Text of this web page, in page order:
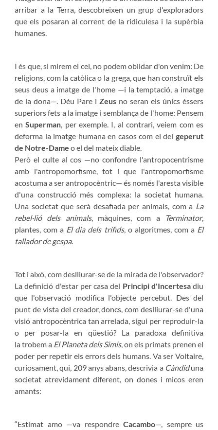
arribar a la Terra, descobreixen un grup d'exploradors
que els posaran al corrent de la ridiculesa i la supèrbia
humanes.
I és que, si mirem el cel, no podem oblidar d'on venim: De
religions, com la catòlica o la grega, que han construït els
seus deus a imatge de l'home —i la temptació, a imatge
de la dona—. Déu Pare i Zeus no seran els únics éssers
superiors fets a la imatge i semblança de l'home: Pensem
enSuperman , per exemple. I, al contrari, veiem com es
deforma la imatge humana en casos com el del geperut
de Notre-Dame o el del mateix diable.
Però el culte al cos —no confondre l'antropocentrisme
amb l'antropomorfisme, tot i que l'antropomorfisme
acostuma a ser antropocèntric— és només l'aresta visible
d'una construcció més complexa: la societat humana.
Una societat que serà desafiada per animals, com a La
rebel·lió dels animals, màquines, com a Terminator,
plantes, com a El dia dels trífids, o algoritmes, com a El
tallador de gespa.
Tot i això, com deslliurar-se de la mirada de l'observador?
La definició d'estar per casa del Principi d'Incertesa diu
que l'observació modifica l'objecte percebut. Des del
punt de vista del creador, doncs, com deslliurar-se d'una
visió antropocèntrica tan arrelada, sigui per reproduir-la
o per posar-la en qüestió? La paradoxa definitiva
la trobem a El Planeta dels Simis, on els primats prenen el
poder per repetir els errors dels humans. Va ser Voltaire,
curiosament, qui, 209 anys abans, descrivia a Càndiduna
societat atrevidament diferent, on dones i micos eren
amants:
“Estimat amo —va respondre Cacambo—, sempre us